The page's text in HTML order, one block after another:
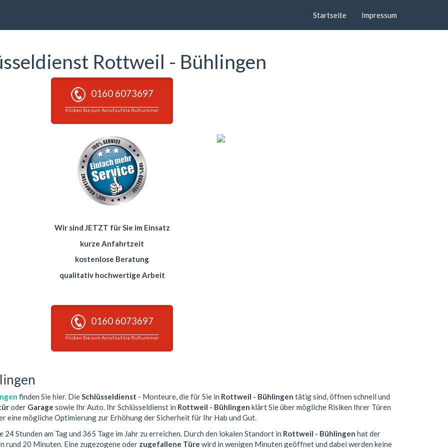
Startseite Impressum
Rottweil - Bühlingen
0160 6073697
Klicken Sie zum Anruf auf die Rufnummer
Wir sind JETZT für Sie im Einsatz
kurze Anfahrtzeit
kostenlose Beratung
qualitativ hochwertige Arbeit
0160 6073697
Klicken Sie zum Anruf auf die Rufnummer
finden Sie hier. DieSchlüsseldienst - Monteure, die für Sie in Rottweil - Bühlingen tätig sind, öffnen schnell und
oder Garage sowie Ihr Auto. Ihr Schlüsseldienst in Rottweil - Bühlingen klärt Sie über mögliche Risiken Ihrer Türen
eine mögliche Optimierung zur Erhöhung der Sicherheit für Ihr Hab und Gut.
24 Stunden am Tag und 365 Tage im Jahr zu erreichen. Durch den lokalen Standort in Rottweil - Bühlingen hat der
rund 20 Minuten. Eine zugezogene oder zugefallene Türe wird in wenigen Minuten geöffnet und dabei werden keine